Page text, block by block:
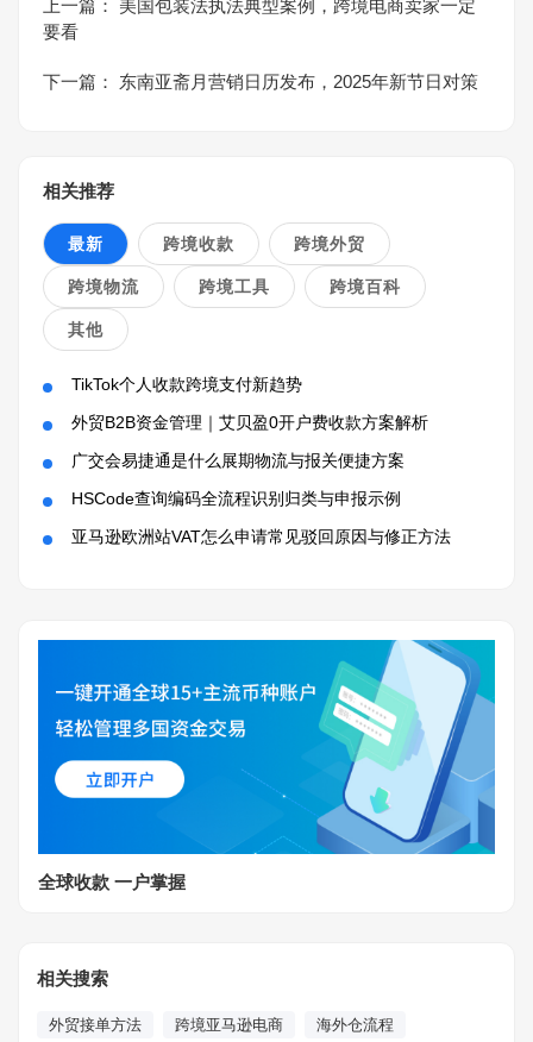
上一篇：
美国包装法执法典型案例，跨境电商卖家一定
要看
下一篇： 东南亚斋月营销日历发布，2025年新节日对策
相关推荐
最新 跨境收款 跨境外贸
跨境物流 跨境工具 跨境百科
其他
TikTok个人收款跨境支付新趋势
外贸B2B资金管理｜艾贝盈0开户费收款方案解析
广交会易捷通是什么展期物流与报关便捷方案
HSCode查询编码全流程识别归类与申报示例
亚马逊欧洲站VAT怎么申请常见驳回原因与修正方法
全球收款 一户掌握
相关搜索
外贸接单方法 跨境亚马逊电商 海外仓流程